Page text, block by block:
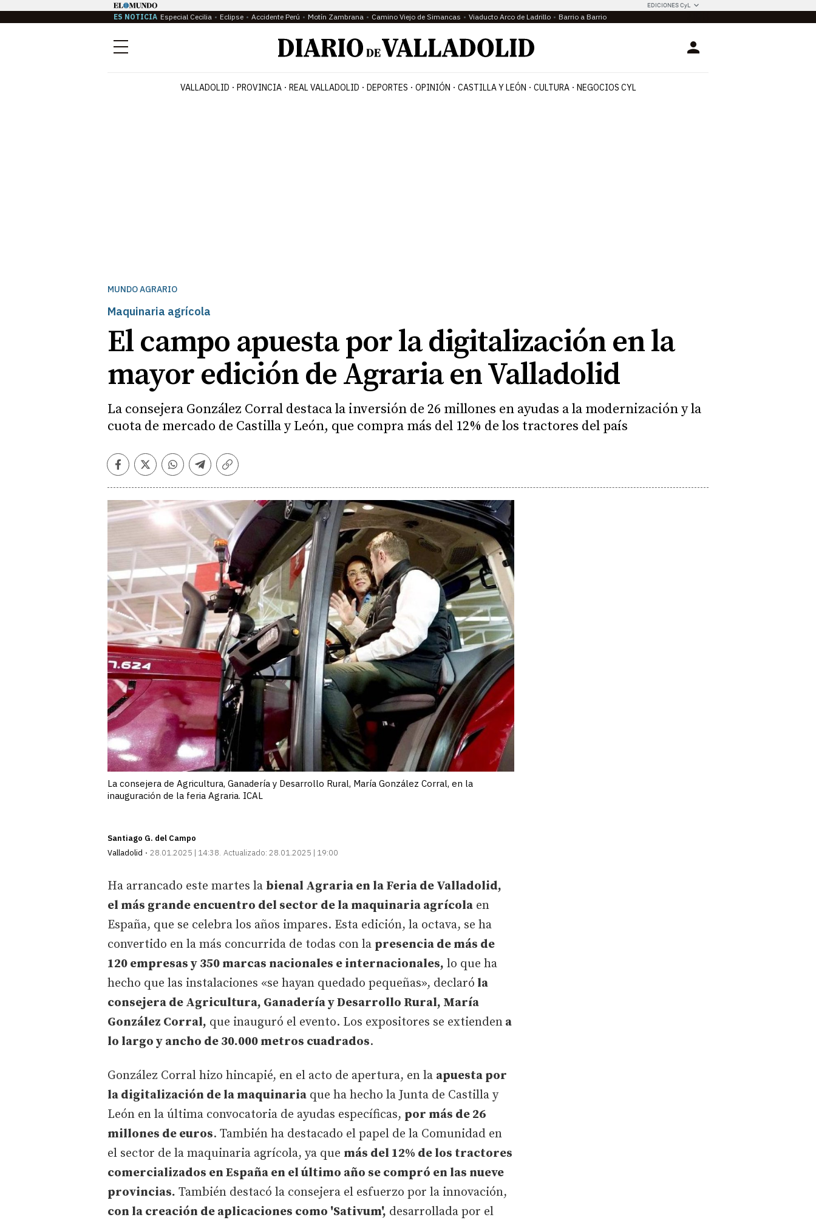
EDICIONES CyL
ES NOTICIA Especial Cecilia Eclipse Accidente Perú Motín Zambrana Camino Viejo de Simancas Viaducto Arco de Ladrillo Barrio a Barrio
Menú Login
VALLADOLID PROVINCIA REAL VALLADOLID DEPORTES OPINIÓN CASTILLA Y LEÓN CULTURA NEGOCIOS CYL
MUNDO AGRARIO
Maquinaria agrícola
El campo apuesta por la digitalización en la
mayor edición de Agraria en Valladolid
La consejera González Corral destaca la inversión de 26 millones en ayudas a la modernización y la
cuota de mercado de Castilla y León, que compra más del 12% de los tractores del país
Facebook
TwitterWhatsapp
Telegram
Copiar
La consejera de Agricultura, Ganadería y Desarrollo Rural, María González Corral, en la
inauguración de la feria Agraria. ICAL
Santiago G. del Campo
Valladolid
28.01.2025 | 14:38 Actualizado: 28.01.2025 | 19:00
Ha arrancado este martes la bienal Agraria en la Feria de Valladolid,
el más grande encuentro del sector de la maquinaria agrícola en
España, que se celebra los años impares. Esta edición, la octava, se ha
convertido en la más concurrida de todas con la presencia de más de
120 empresas y 350 marcas nacionales e internacionales, lo que ha
hecho que las instalaciones «se hayan quedado pequeñas», declaró la
consejera de Agricultura, Ganadería y Desarrollo Rural, María
González Corral, que inauguró el evento. Los expositores se extienden a
lo largo y ancho de 30.000 metros cuadrados.
González Corral hizo hincapié, en el acto de apertura, en la apuesta por
la digitalización de la maquinaria que ha hecho la Junta de Castilla y
León en la última convocatoria de ayudas específicas, por más de 26
millones de euros. También ha destacado el papel de la Comunidad en
el sector de la maquinaria agrícola, ya que más del 12% de los tractores
comercializados en España en el último año se compró en las nueve
provincias. También destacó la consejera el esfuerzo por la innovación,
con la creación de aplicaciones como 'Sativum', desarrollada por el